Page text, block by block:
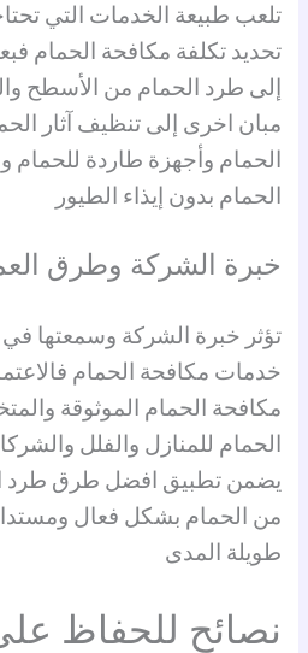
تلعب طبيعة الخدمات التي
تحديد تكلفة مكافحة الحمام
إلى طرد الحمام من الأسطح
مبان اخرى إلى تنظيف آثار
الحمام وأجهزة طاردة للحمام
الحمام بدون إيذاء الطيور
خبرة الشركة وطرق
تؤثر خبرة الشركة وسمعتها
خدمات مكافحة الحمام
مكافحة الحمام الموثوقة
الحمام للمنازل والفلل
يضمن تطبيق افضل طرق طرد
من الحمام بشكل فعال
طويلة المدى
نصائح للحفاظ